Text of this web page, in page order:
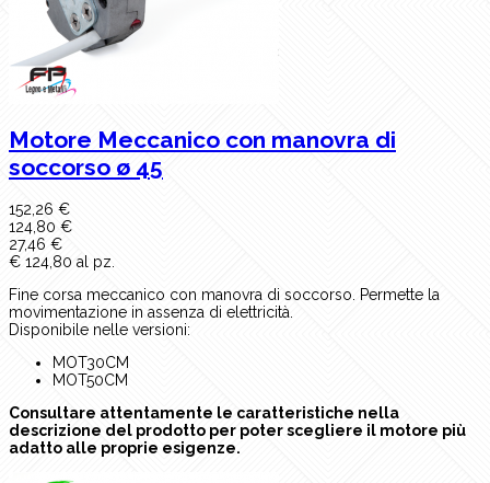
Motore Meccanico con manovra di
soccorso ø 45
152,26 €
124,80 €
27,46 €
€ 124,80 al pz.
Fine corsa meccanico con manovra di soccorso. Permette la
movimentazione in assenza di elettricità.
Disponibile nelle versioni:
MOT30CM
MOT50CM
Consultare attentamente le caratteristiche nella
descrizione del prodotto per poter scegliere il motore più
adatto alle proprie esigenze.